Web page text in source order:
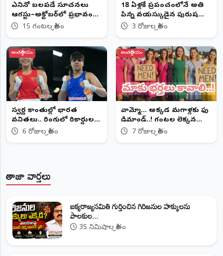
ఎల్‌నినో బలపడే సూచనలు
ఆగస్టు–అక్టోబర్‌లో ప్రభావం
పెరిగే అవకాశం
15 గంటల క్రితం
18 ఏళ్లకే ప్రపంచంలోనే అతి
పిన్న వయస్కుడైన పురుష
ప్రొఫెసర్3 రోజుల క్రితం
అంతర్జాతీయం
స్వర్ణ కాంతుల్లో భారత
వనితలు.. రింగులో రికార్డుల
వర్షం!6 రోజుల క్రితం
అంతర్జాతీయం
వామ్మో... అక్కడ మగాళ్లకు ఫుల్
డిమాండ్..! గంటల లెక్కన
'భర్తలు' బుకింగ్.. అసలు
7 రోజుల క్రితం
తాజా వార్తలు
ఐక్యరాజ్యసమితి గుర్తించిన గిరిజనుల హక్కులను
పాలకుల...
35 నిమిషాల క్రితం